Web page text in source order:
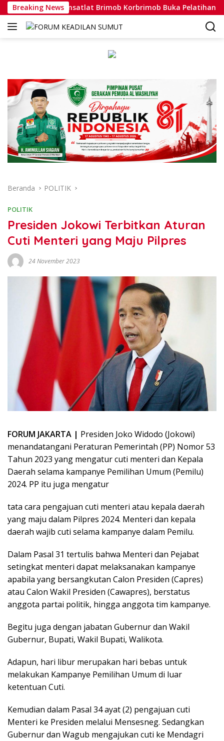
Langsung
ke
konten
Breaking News
Dansatlat Brimob Korbrimob Buka Pelatihan Wanteror
Beranda POLITIK
POLITIK
Presiden Jokowi Terbitkan Aturan
Cuti Menteri yang Maju Pilpres
24 November 2023
FORUM JAKARTA | Presiden Joko Widodo (Jokowi)
menandatangani Peraturan Pemerintah (PP) Nomor 53
Tahun 2023 yang mengatur cuti menteri dan Kepala
Daerah selama kampanye Pemilihan Umum (Pemilu)
2024. PP itu juga mengatur
tata cara pengajuan cuti menteri atau kepala daerah
yang maju dalam Pilpres 2024. Menteri dan kepala
daerah wajib cuti selama kampanye dalam Pemilu.
Dalam Pasal 31 tertulis bahwa Menteri dan Pejabat
setingkat menteri dapat melaksanakan kampanye
apabila yang bersangkutan Calon Presiden (Capres)
atau Calon Wakil Presiden (Cawapres), berstatus
anggota partai politik, hingga anggota tim kampanye.
Begitu juga dengan jabatan Gubernur dan Wakil
Gubernur, Bupati, Wakil Bupati, Walikota.
Adapun, hari libur merupakan hari bebas untuk
melakukan Kampanye Pemilihan Umum di luar
ketentuan Cuti.
Kemudian dalam Pasal 34 ayat (2) pengajuan cuti
Menteri ke Presiden melalui Mensesneg. Sedangkan
Gubernur dan Wagub mengajukan cuti ke Mendagri